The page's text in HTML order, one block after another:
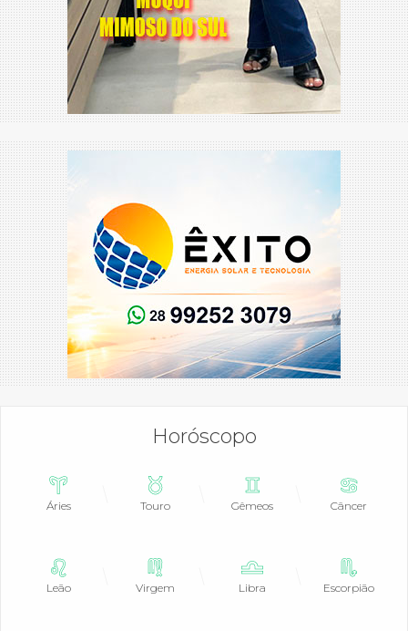
Horóscopo
Áries Touro Gêmeos Câncer
Leão Virgem Libra Escorpião